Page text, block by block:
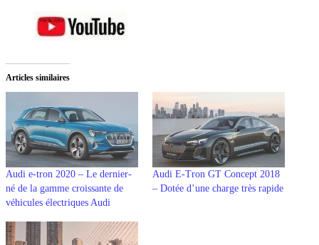
Articles similaires
Audi e-tron 2020 – Le dernier-
né de la gamme croissante de
véhicules électriques Audi
Audi E-Tron GT Concept 2018
– Dotée d’une charge très rapide